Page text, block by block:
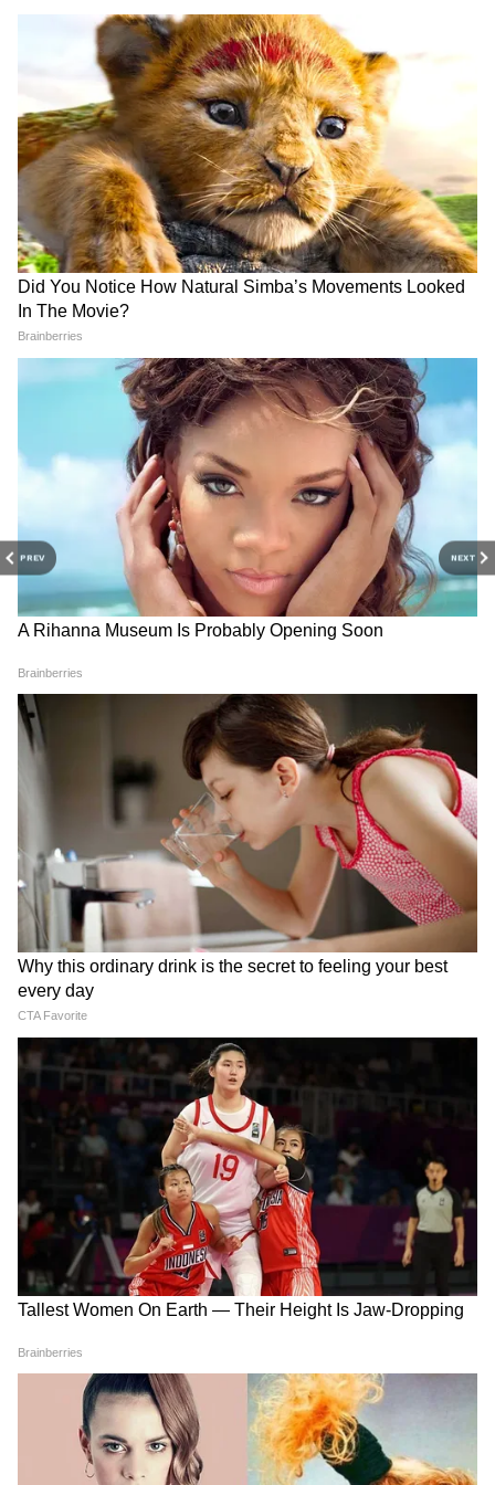
PREV NEXT
এছাড়া, কলকাতার বেহালায় তাঁর বাসভবনেও
তিনজন নিরাপত্তা আধিকারিক মোতায়েন থাকবেন।
রাজ্যে সরকার পরিবর্তনের পর থেকেই রাজ্যের
বিভিন্ন নেতানেত্রী থেকে শুরু করে বিশিষ্টজনেদের
নিরাপত্তা নিয়ে পর্যালোচনা চলছে। তৃণমূলের
সর্বভারতীয় সাধারণ সম্পাদক অভিষেক
বন্দ্যোপাধ্যায়ের নিরাপত্তায় কাটছাঁট করা হয়েছে।
একজন সাংসদ হিসাবে তাঁর প্রাপ্য নিরাপত্তাই
পাবেন অভিষেক। তার পরে একে একে অনেক
তৃণমূল নেতা, প্রাক্তন পুলিশ আধিকারিকদের
নিরাপত্তায় কাটছাঁট করে শুভেন্দুর সরকার।
DOWNLOAD APP
West Bengal News (পশ্চিমবঙ্গের খবর): Read In
depth coverage of West Bengal News Today
in Bengali including West Bengal Political,
Education, Crime, Weather and Common
man issues news at Asianet News Bangla.
RECOMMENDED STORIES
DA Case: ৩ সেপ্টেম্বরের মধ্যেই
বকেয়া DA! ৬৫ হাজার সরকারি
কর্মীর জন্য বড় সুখবর কমিটির
রিপোর্টে
Today’s News in Bengali
Live: DA Case - ৩ সেপ্টেম্বরের
মধ্যেই বকেয়া DA! ৬৫ হাজার
সরকারি কর্মীর জন্য বড় সুখবর
কমিটির রিপোর্টে
WB Weather Update: বঙ্গে
India-Bangladesh Border: চা